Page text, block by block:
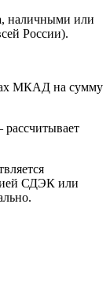
наличными или
России).
МКАД на сумму
СДЭК или